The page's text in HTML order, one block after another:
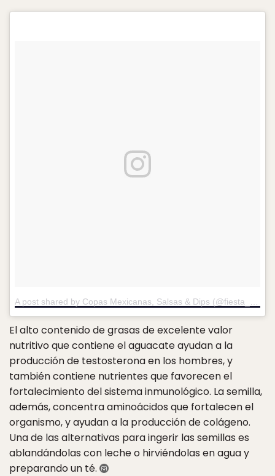
El alto contenido de grasas de excelente valor
nutritivo que contiene el aguacate ayudan a la
producción de testosterona en los hombres, y
también contiene nutrientes que favorecen el
fortalecimiento del sistema inmunológico. La semilla,
además, concentra aminoácidos que fortalecen el
organismo, y ayudan a la producción de colágeno.
Una de las alternativas para ingerir las semillas es
ablandándolas con leche o hirviéndolas en agua y
preparando un té.